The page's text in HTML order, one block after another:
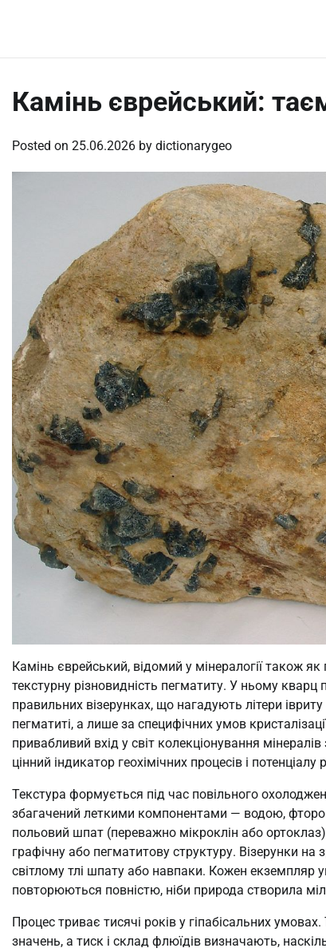
Камінь єврейський:
Posted on 25.06.2026 by dictionarygeo
Камінь єврейський, відомий у мінералогії також
текстурну різновидність пегматиту. У ньому
правильних візерунках, що нагадують літери
пегматиті, а лише за специфічних умов
привабливий вхід у світ колекціонування
цінний індикатор геохімічних процесів і потенціалу
Текстура формується під час повільного
збагачений леткими компонентами — водою,
польовий шпат (переважно мікроклін або
графічну або пегматитову структуру. Візерунки на
світлому тлі шпату або навпаки. Кожен екземпляр
повторюються повністю, ніби природа створила
Процес триває тисячі років у гіпабісальних
значень, а тиск і склад флюїдів визначають,